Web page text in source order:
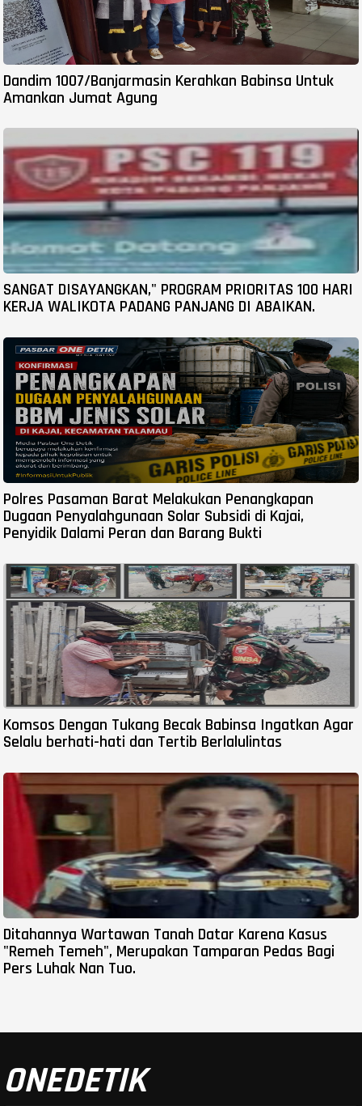
Dandim 1007/Banjarmasin Kerahkan Babinsa Untuk
Amankan Jumat Agung
SANGAT DISAYANGKAN," PROGRAM PRIORITAS 100 HARI
KERJA WALIKOTA PADANG PANJANG DI ABAIKAN.
Polres Pasaman Barat Melakukan Penangkapan
Dugaan Penyalahgunaan Solar Subsidi di Kajai,
Penyidik Dalami Peran dan Barang Bukti
Komsos Dengan Tukang Becak Babinsa Ingatkan Agar
Selalu berhati-hati dan Tertib Berlalulintas
Ditahannya Wartawan Tanah Datar Karena Kasus
"Remeh Temeh", Merupakan Tamparan Pedas Bagi
Pers Luhak Nan Tuo.
ONEDETIK